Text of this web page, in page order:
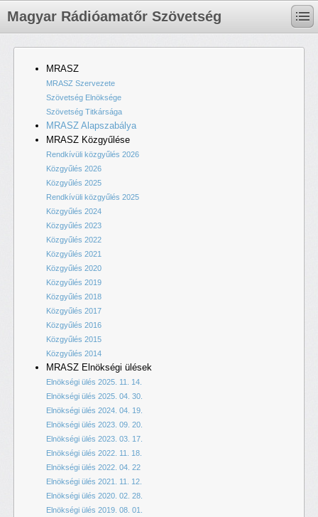
Magyar Rádióamatőr Szövetség
MRASZ
MRASZ Szervezete
Szövetség Elnöksége
Szövetség Titkársága
MRASZ Alapszabálya
MRASZ Közgyűlése
Rendkívüli közgyűlés 2026
Közgyűlés 2026
Közgyűlés 2025
Rendkívüli közgyűlés 2025
Közgyűlés 2024
Közgyűlés 2023
Közgyűlés 2022
Közgyűlés 2021
Közgyűlés 2020
Közgyűlés 2019
Közgyűlés 2018
Közgyűlés 2017
Közgyűlés 2016
Közgyűlés 2015
Közgyűlés 2014
MRASZ Elnökségi ülések
Elnökségi ülés 2025. 11. 14.
Elnökségi ülés 2025. 04. 30.
Elnökségi ülés 2024. 04. 19.
Elnökségi ülés 2023. 09. 20.
Elnökségi ülés 2023. 03. 17.
Elnökségi ülés 2022. 11. 18.
Elnökségi ülés 2022. 04. 22
Elnökségi ülés 2021. 11. 12.
Elnökségi ülés 2020. 02. 28.
Elnökségi ülés 2019. 08. 01.